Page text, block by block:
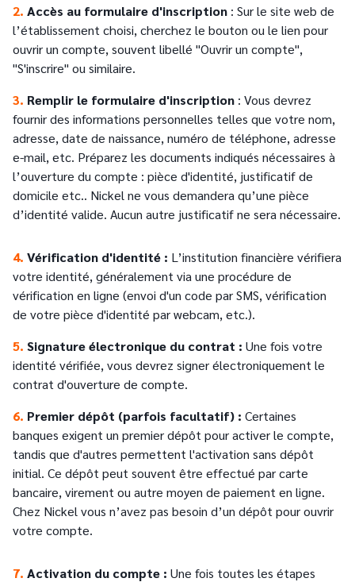
2. Accès au formulaire d'inscription : Sur le site web de
l’établissement choisi, cherchez le bouton ou le lien pour
ouvrir un compte, souvent libellé "Ouvrir un compte",
"S'inscrire" ou similaire.
3. Remplir le formulaire d'inscription : Vous devrez
fournir des informations personnelles telles que votre nom,
adresse, date de naissance, numéro de téléphone, adresse
e-mail, etc. Préparez les documents indiqués nécessaires à
l’ouverture du compte : pièce d'identité, justificatif de
domicile etc.. Nickel ne vous demandera qu’une pièce
d’identité valide. Aucun autre justificatif ne sera nécessaire.
4. Vérification d'identité : L’institution financière vérifiera
votre identité, généralement via une procédure de
vérification en ligne (envoi d'un code par SMS, vérification
de votre pièce d'identité par webcam, etc.).
5. Signature électronique du contrat : Une fois votre
identité vérifiée, vous devrez signer électroniquement le
contrat d'ouverture de compte.
6. Premier dépôt (parfois facultatif) : Certaines
banques exigent un premier dépôt pour activer le compte,
tandis que d'autres permettent l'activation sans dépôt
initial. Ce dépôt peut souvent être effectué par carte
bancaire, virement ou autre moyen de paiement en ligne.
Chez Nickel vous n’avez pas besoin d’un dépôt pour ouvrir
votre compte.
7. Activation du compte : Une fois toutes les étapes